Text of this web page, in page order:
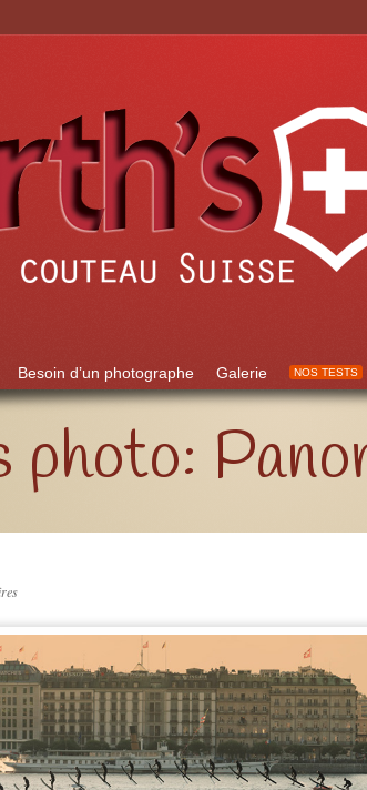
Besoin d’un photographe Galerie NOS TESTS
photo: